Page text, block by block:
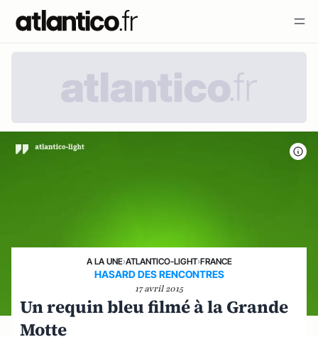
A LA UNE›ATLANTICO-LIGHT›FRANCE
HASARD DES RENCONTRES
17 avril 2015
Un requin bleu filmé à la Grande
Motte